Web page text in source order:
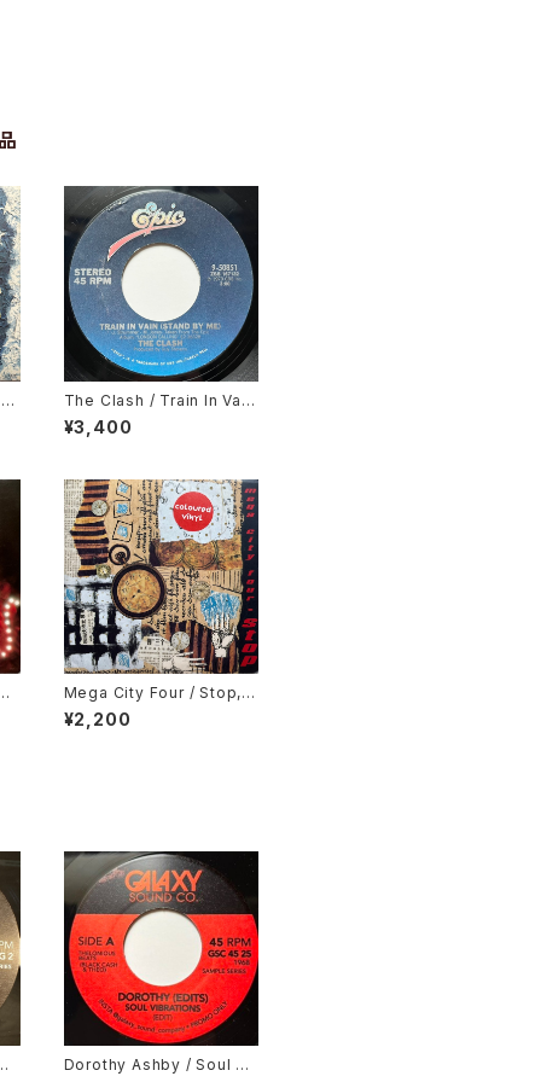
The Clash / Train In Vai
n, London Calling
¥3,400
Mega City Four / Stop, D
esert Song
¥2,200
Dorothy Ashby / Soul Vi